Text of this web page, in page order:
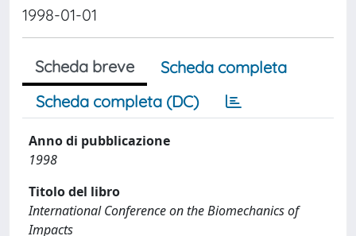
1998-01-01
Scheda breve
Scheda completa
Scheda completa (DC)
Anno di pubblicazione
1998
Titolo del libro
International Conference on the Biomechanics of
Impacts